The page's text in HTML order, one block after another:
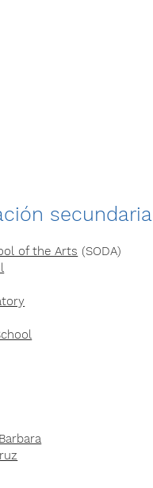
secundaria
of the Arts (SODA)